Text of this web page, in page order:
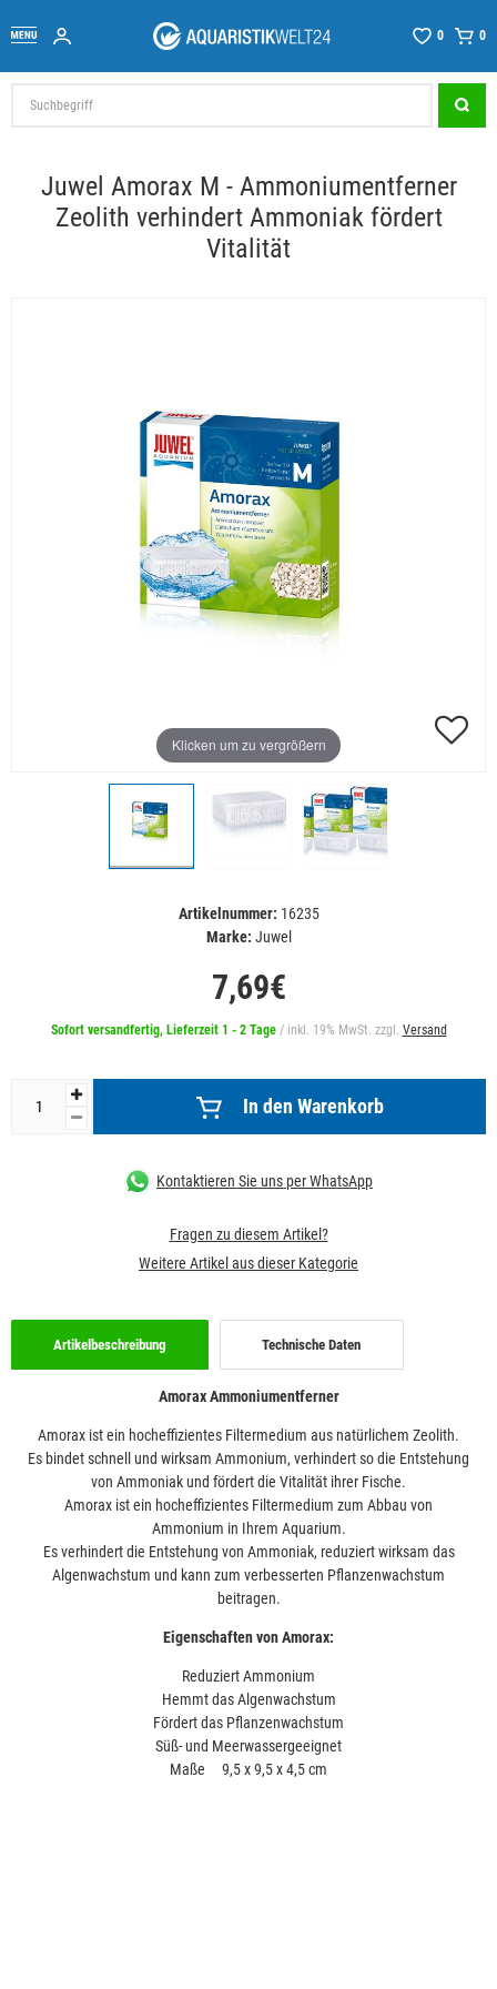
0 0
Juwel Amorax M - Ammoniumentferner
Zeolith verhindert Ammoniak fördert
Vitalität
Klicken um zu vergrößern
Artikelnummer: 16235
Marke: Juwel
7,69€
Sofort versandfertig, Lieferzeit 1 - 2 Tage / inkl. 19% MwSt. zzgl. Versand
In den Warenkorb
Kontaktieren Sie uns per WhatsApp
Fragen zu diesem Artikel?
Weitere Artikel aus dieser Kategorie
Artikelbeschreibung Technische Daten
Amorax Ammoniumentferner
Amorax ist ein hocheffizientes Filtermedium aus natürlichem Zeolith.
Es bindet schnell und wirksam Ammonium, verhindert so die Entstehung
von Ammoniak und fördert die Vitalität ihrer Fische.
Amorax ist ein hocheffizientes Filtermedium zum Abbau von
Ammonium in Ihrem Aquarium.
Es verhindert die Entstehung von Ammoniak, reduziert wirksam das
Algenwachstum und kann zum verbesserten Pflanzenwachstum
beitragen.
Eigenschaften von Amorax:
Reduziert Ammonium
Hemmt das Algenwachstum
Fördert das Pflanzenwachstum
Süß- und Meerwassergeeignet
Maße 9,5 x 9,5 x 4,5 cm